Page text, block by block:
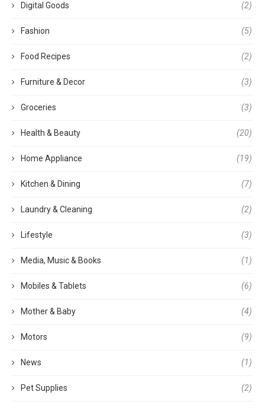
Digital Goods (2)
Fashion (5)
Food Recipes (2)
Furniture & Decor (3)
Groceries (3)
Health & Beauty (20)
Home Appliance (19)
Kitchen & Dining (7)
Laundry & Cleaning (2)
Lifestyle (3)
Media, Music & Books (1)
Mobiles & Tablets (6)
Mother & Baby (4)
Motors (9)
News (1)
Pet Supplies (2)